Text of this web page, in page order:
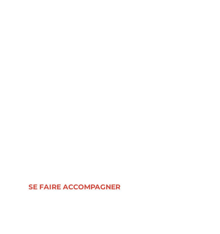
SE FAIRE ACCOMPAGNER